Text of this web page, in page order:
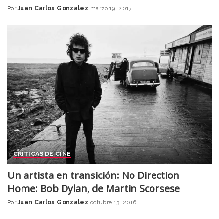
Posted
Por Juan Carlos Gonzalez marzo 19, 2017
CRÍTICAS DE CINE
Un artista en transición: No Direction
Home: Bob Dylan, de Martin Scorsese
Posted
Por Juan Carlos Gonzalez octubre 13, 2016